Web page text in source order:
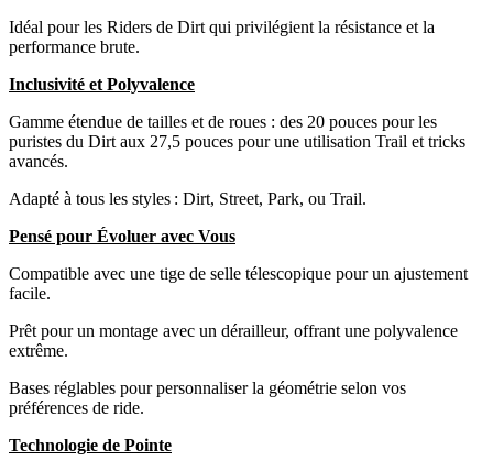
Idéal pour les Riders de Dirt qui privilégient la résistance et la
performance brute.
Inclusivité et Polyvalence
Gamme étendue de tailles et de roues : des 20 pouces pour les
puristes du Dirt aux 27,5 pouces pour une utilisation Trail et tricks
avancés.
Adapté à tous les styles : Dirt, Street, Park, ou Trail.
Pensé pour Évoluer avec Vous
Compatible avec une tige de selle télescopique pour un ajustement
facile.
Prêt pour un montage avec un dérailleur, offrant une polyvalence
extrême.
Bases réglables pour personnaliser la géométrie selon vos
préférences de ride.
Technologie de Pointe